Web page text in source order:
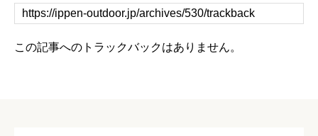
この記事へのトラックバックはありません。